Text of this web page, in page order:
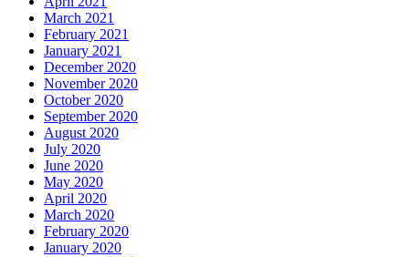
March 2021
February 2021
January 2021
December 2020
November 2020
October 2020
September 2020
August 2020
July 2020
June 2020
May 2020
April 2020
March 2020
February 2020
January 2020